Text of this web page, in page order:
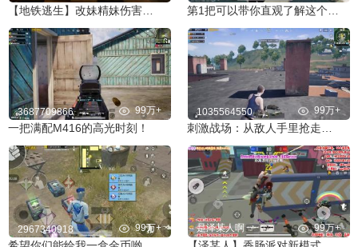
3687709866 99万+
一把满配M416的高光时刻！
1035564550 99万+
2967340918 99万+ 是泽某人啊 99万+